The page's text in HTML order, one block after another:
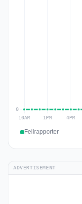
Feilrapporter
ADVERTISEMENT